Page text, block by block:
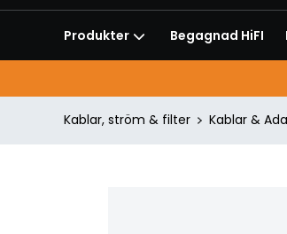
Produkter Begagnad HiFI
Kablar, ström & filter Kablar &